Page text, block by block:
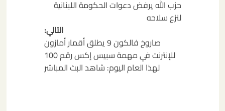
المقالات
حزب الله يرفض دعوات الحكومة اللبنانية
لنزع سلاحه
التالي:
صاروخ فالكون 9 يطلق أقمار أمازون
للإنترنت في مهمة سبيس إكس رقم 100
لهذا العام اليوم: شاهد البث المباشر